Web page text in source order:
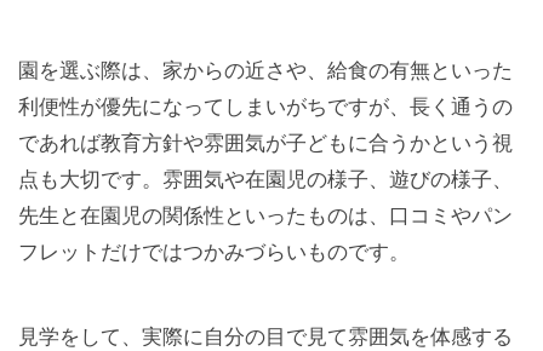
園を選ぶ際は、家からの近さや、給食の有無といった
利便性が優先になってしまいがちですが、長く通うの
であれば教育方針や雰囲気が子どもに合うかという視
点も大切です。雰囲気や在園児の様子、遊びの様子、
先生と在園児の関係性といったものは、口コミやパン
フレットだけではつかみづらいものです。
見学をして、実際に自分の目で見て雰囲気を体感する